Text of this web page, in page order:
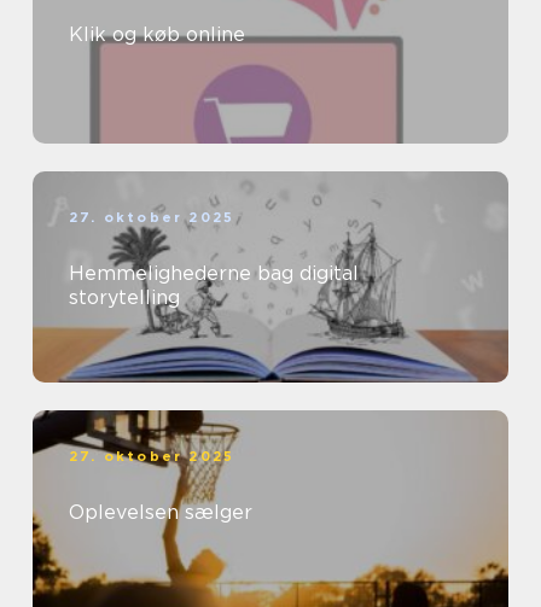
Klik og køb online
27. oktober 2025
Hemmelighederne bag digital
storytelling
27. oktober 2025
Oplevelsen sælger